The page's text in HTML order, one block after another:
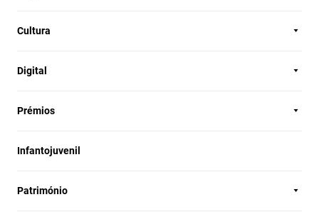
Cultura
Digital
Prémios
Infantojuvenil
Património